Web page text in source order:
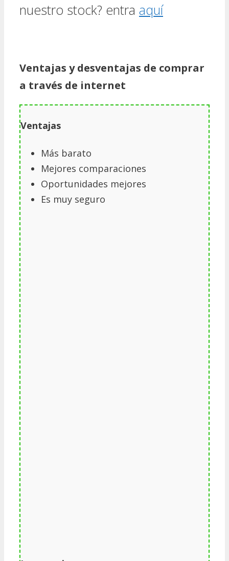
nuestro stock? entra aquí
Ventajas y desventajas de comprar
a través de internet
Ventajas
Más barato
Mejores comparaciones
Oportunidades mejores
Es muy seguro